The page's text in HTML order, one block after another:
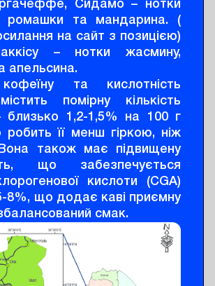
Сидамо – нотки
ромашки та мандарина. (
на сайт з позицією)
– нотки жасмину,
апельсина.
та кислотність
помірну кількість
близько 1,2-1,5% на 100 г
її менш гіркою, ніж
також має підвищену
що забезпечується
кислоти (CGA)
8%, що додає каві приємну
збалансований смак.